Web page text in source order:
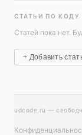
СТАТЬИ ПО КОДУ
Статей пока нет.
+ Добавить
udcode.ru —